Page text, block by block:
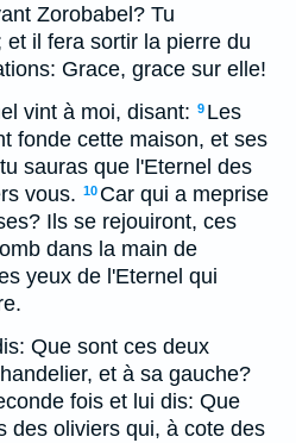
Zorobabel? Tu
il fera sortir la pierre du
Grace, grace sur elle!
vint à moi, disant: 9 Les
fonde cette maison, et ses
sauras que l'Eternel des
vous. 10 Car qui a meprise
Ils se rejouiront, ces
dans la main de
yeux de l'Eternel qui
Que sont ces deux
et à sa gauche?
fois et lui dis: Que
des oliviers qui, à cote des